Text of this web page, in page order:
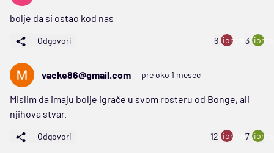
bolje da si ostao kod nas
Odgovori 6 ion:minus
3
vacke86@gmail.com pre oko 1 mesec
Mislim da imaju bolje igrače u svom rosteru od Bonge, ali
njihova stvar.
Odgovori 12 ion:minus
7